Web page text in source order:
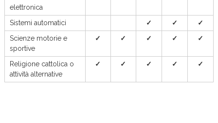
elettronica
Sistemi automatici ✓ ✓
✓
Scienze motorie e
sportive
✓ ✓ ✓ ✓ ✓
Religione cattolica o
attività alternative
✓ ✓ ✓ ✓ ✓